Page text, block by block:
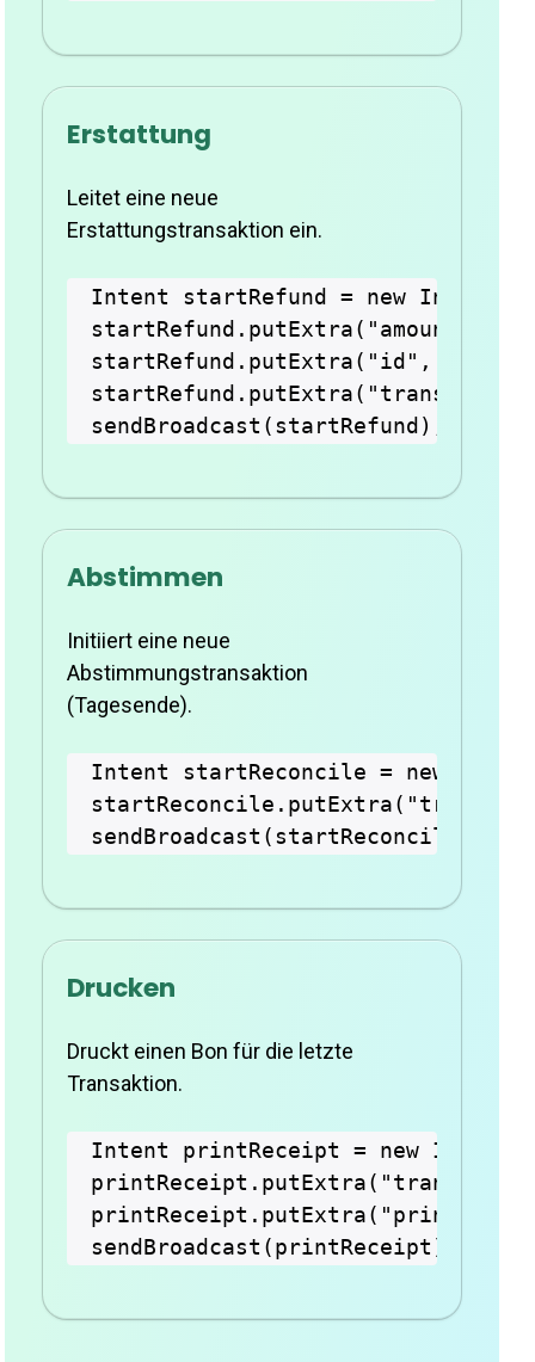
Erstattung
Leitet eine neue
Erstattungstransaktion ein.
Intent startRefund = new
startRefund.putExtra("amount",
startRefund.putExtra("id",
Abstimmen
Initiiert eine neue
Abstimmungstransaktion
(Tagesende).
Intent startReconcile = new
Drucken
Druckt einen Bon für die letzte
Transaktion.
Intent printReceipt = new